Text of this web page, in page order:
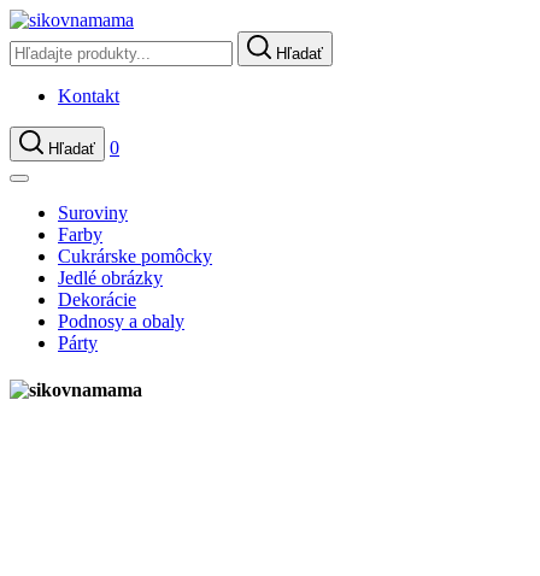
Hľadať
Kontakt
Hľadať 0
Suroviny
Farby
Cukrárske pomôcky
Jedlé obrázky
Dekorácie
Podnosy a obaly
Párty